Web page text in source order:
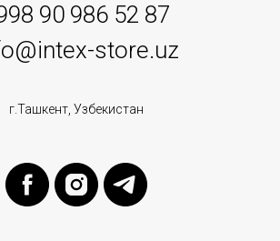
90 986 52 87
store.uz
г.Ташкент, Узбекистан